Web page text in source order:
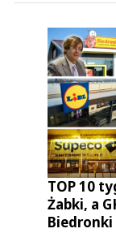
TOP 10
Żabki, a
Biedronki